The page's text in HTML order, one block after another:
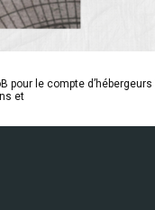
le compte
et